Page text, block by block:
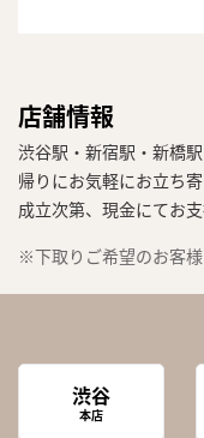
店舗情報
渋谷駅・新宿駅・新橋
帰りにお気軽にお立ち
成立次第、現金にてお支
※下取りご希望のお客様
渋谷
本店